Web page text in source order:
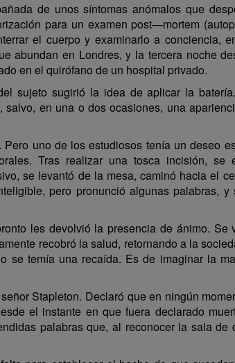
de unos síntomas anómalos que
para un examen post—mortem
el cuerpo y examinarlo a conciencia,
abundan en Londres, y la tercera noche
en el quirófano de un hospital privado.
sujeto sugirió la idea de aplicar la
en una o dos ocasiones, una
uno de los estudiosos tenía un deseo
Tras realizar una tosca incisión, se
se levantó de la mesa, caminó hacia el
pero pronunció algunas palabras, y
les devolvió la presencia de ánimo. Se
recobró la salud, retornando a la
se temía una recaída. Es de imaginar la
Stapleton. Declaró que en ningún
el instante en que fuera declarado
palabras que, al reconocer la sala de